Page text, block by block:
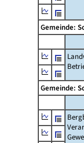
Gemeinde:
Gemeinde: